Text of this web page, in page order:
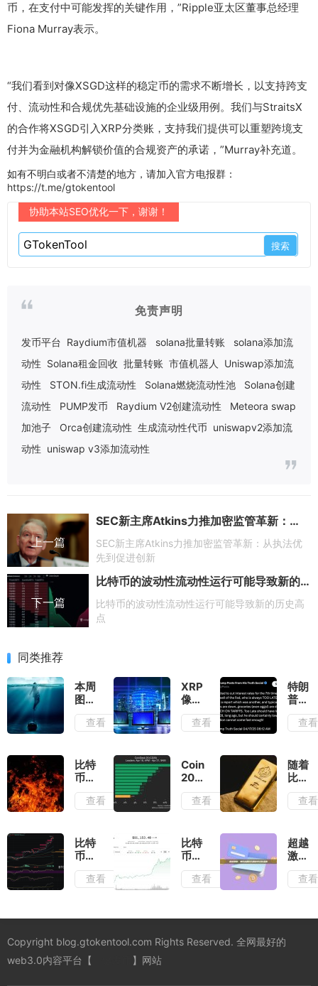
币，在支付中可能发挥的关键作用，”Ripple亚太区董事总经理
Fiona Murray表示。
“我们看到对像XSGD这样的稳定币的需求不断增长，以支持跨支
付、流动性和合规优先基础设施的企业级用例。我们与StraitsX
的合作将XSGD引入XRP分类账，支持我们提供可以重塑跨境支
付并为金融机构解锁价值的合规资产的承诺，”Murray补充道。
如有不明白或者不清楚的地方，请加入官方电报群：
https://t.me/gtokentool
协助本站SEO优化一下，谢谢！
免责声明
发币平台 Raydium市值机器 solana批量转账
solana添加流
动性 Solana租金回收 批量转账 市值机器人
Uniswap添加流
动性
STON.fi生成流动性 Solana燃烧流动性池
Solana创建
流动性
PUMP发币 Raydium V2创建流动性
Meteora swap
加池子
Orca创建流动性 生成流动性代币 uniswapv2添加流
动性 uniswap v3添加流动性
上一篇
SEC新主席Atkins力推加密监管革新：从执法优先到促进创新
SEC新主席Atkins力推加密监管革新：从执法优
先到促进创新
下一篇
比特币的波动性流动性运行可能导致新的历史高点
比特币的波动性流动性运行可能导致新的历史高
点
同类推荐
本周
图
表：
BTC
峻形
势”，
收入
接近
平稳
不变
查看
XRP
像一
个压
缩的
准备
进行
重大
价格
因为
关键
性指
标与
年的
相似
查看
特朗
普与
鲍威
尔：
立性
下的
恩怨
纠葛
查看
比特
币能
从特
朗普
尔中
受益
吗？
土耳
机或
提供
线索
查看
CoinDesk
20
表现
上涨
11.7%，
周末
引领
查看
随着
比特
币“数
字黄
回
归，
BNB
SOL
上涨
查看
比特
币重
回9
万：
与避
绪推
高市
查看
比特
币突
破
91,000
交易
情绪
查看
超越
激
励：
如何
的去
查看
Copyright blog.gtokentool.com Rights Reserved. 全网最好的
web3.0内容平台【
】网站